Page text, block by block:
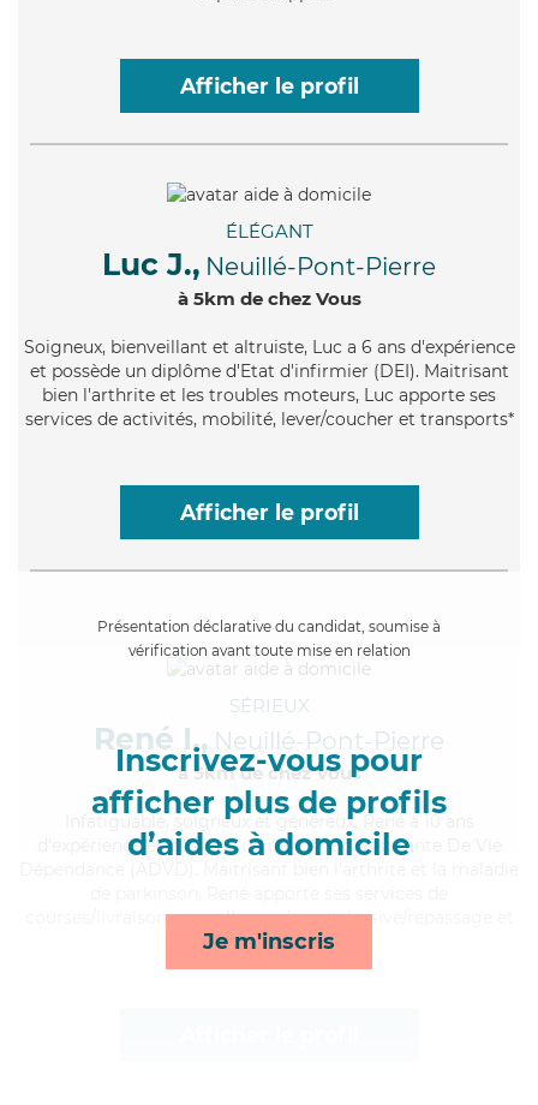
Afficher le profil
ÉLÉGANT
Luc J., Neuillé-Pont-Pierre
à 5km de chez Vous
Soigneux, bienveillant et altruiste, Luc a 6 ans d'expérience
et possède un diplôme d'Etat d'infirmier (DEI). Maitrisant
bien l'arthrite et les troubles moteurs, Luc apporte ses
services de activités, mobilité, lever/coucher et transports*
Afficher le profil
Présentation déclarative du candidat, soumise à
vérification avant toute mise en relation
Inscrivez-vous pour
afficher plus de profils
d’aides à domicile
Je m'inscris
SÉRIEUX
René I., Neuillé-Pont-Pierre
à 5km de chez Vous
, soigneux et généreux, René a 10 ans
d'expérience et possède un diplôme d'Assistante De Vie
courses/livraison, surveillance de nuit, lessive/repassage et
toilette/habillage*